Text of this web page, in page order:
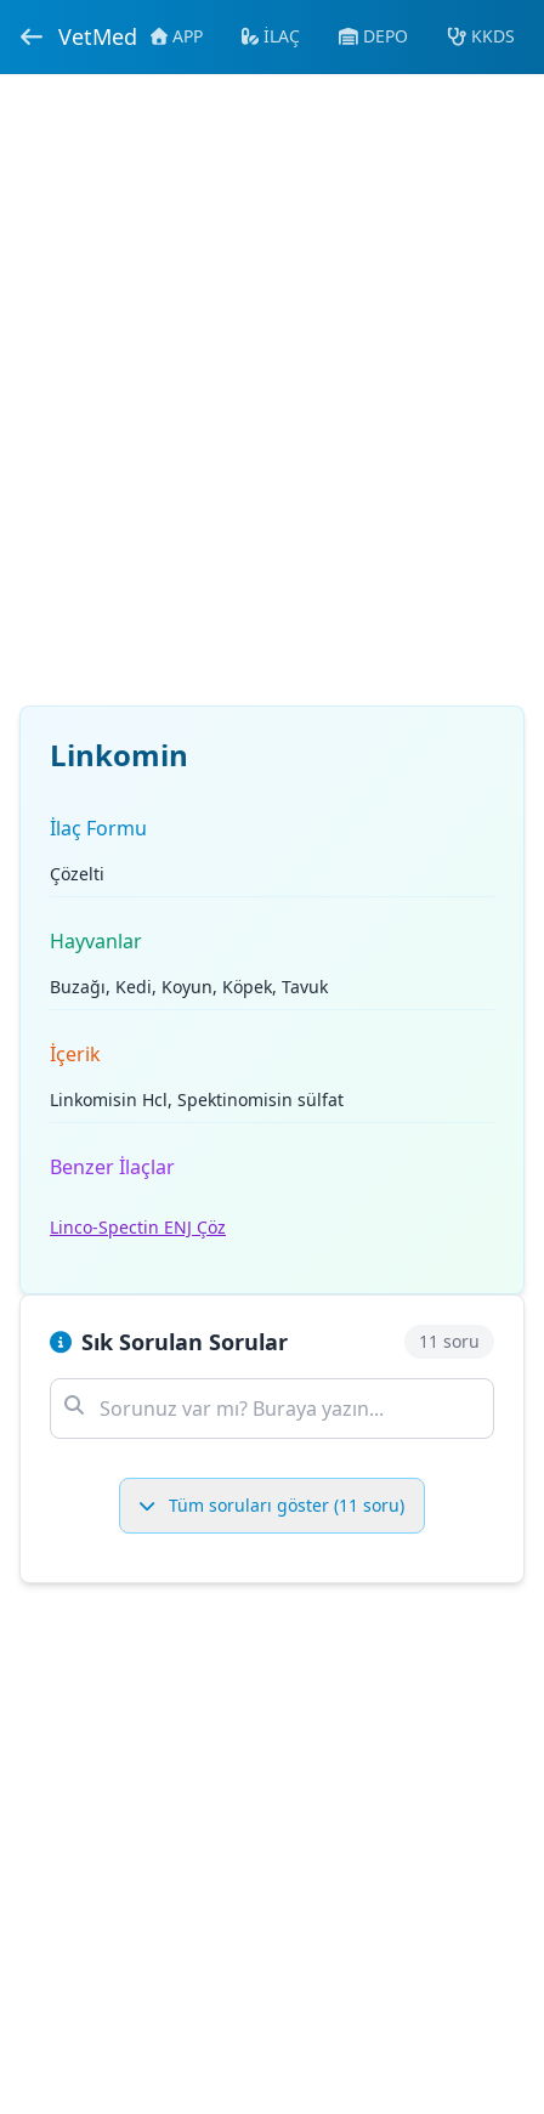
VetMed APP İLAÇ DEPO KKDS
Linkomin
İlaç Formu
Çözelti
Hayvanlar
Buzağı, Kedi, Koyun, Köpek, Tavuk
İçerik
Linkomisin Hcl, Spektinomisin sülfat
Benzer İlaçlar
Linco-Spectin ENJ Çöz
Sık Sorulan Sorular 11 soru
Tüm soruları göster (11 soru)